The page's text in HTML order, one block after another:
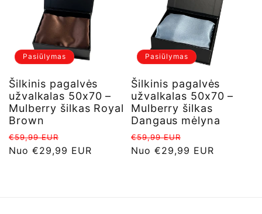
Pasiūlymas
Šilkinis pagalvės
užvalkalas 50x70 –
Mulberry šilkas Royal
Brown
Įprasta
kaina
€59,99 EUR
kaina
Nuo €29,99 EUR
Pasiūlymas
Šilkinis pagalvės
užvalkalas 50x70 –
Mulberry šilkas
Dangaus mėlyna
Įprasta
kaina
€59,99 EUR
kaina
Nuo €29,99 EUR